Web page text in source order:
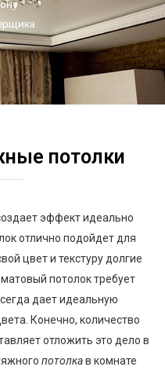
потолки
эффект идеально
отлично подойдет для
цвет и текстуру долгие
потолок требует
дает идеальную
Конечно, количество
отложить это дело в
потолкав комнате